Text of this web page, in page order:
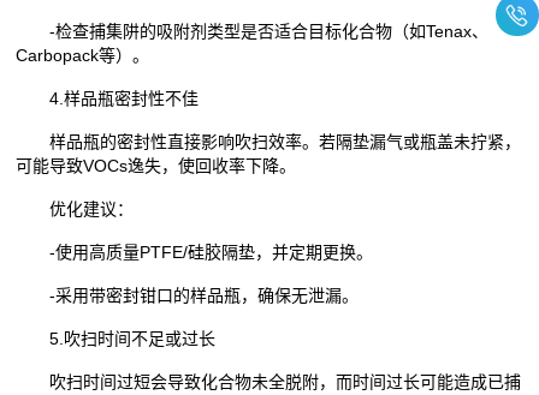
-检查捕集阱的吸附剂类型是否适合目标化合物（如Tenax、
Carbopack等）。
4.样品瓶密封性不佳
样品瓶的密封性直接影响吹扫效率。若隔垫漏气或瓶盖未拧紧，
可能导致VOCs逸失，使回收率下降。
优化建议：
-使用高质量PTFE/硅胶隔垫，并定期更换。
-采用带密封钳口的样品瓶，确保无泄漏。
5.吹扫时间不足或过长
吹扫时间过短会导致化合物未全脱附，而时间过长可能造成已捕